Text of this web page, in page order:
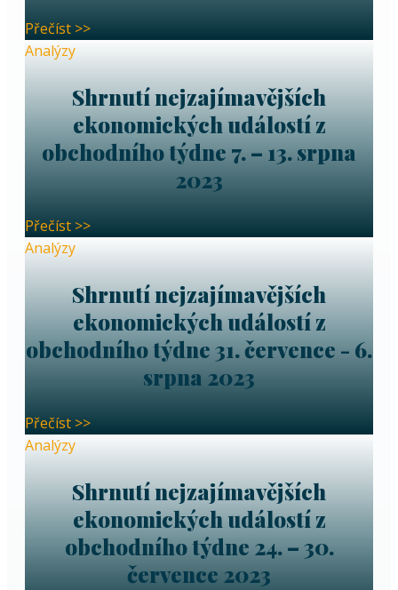
Přečíst >>
Analýzy
Shrnutí nejzajímavějších
ekonomických událostí z
obchodního týdne 7. – 13. srpna
2023
Přečíst >>
Analýzy
Shrnutí nejzajímavějších
ekonomických událostí z
obchodního týdne 31. července - 6.
srpna 2023
Přečíst >>
Analýzy
Shrnutí nejzajímavějších
ekonomických událostí z
obchodního týdne 24. – 30.
července 2023